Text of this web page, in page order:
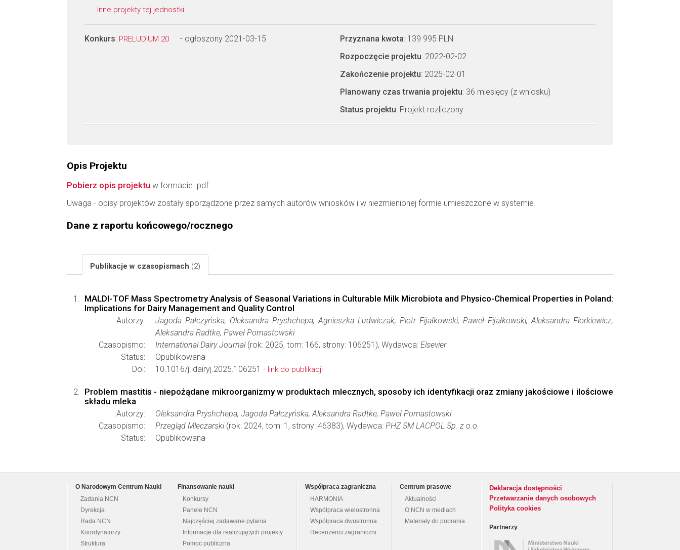
Inne projekty tej jednostki
Konkurs: PRELUDIUM 20 - ogłoszony 2021-03-15 Przyznana kwota: 139 995 PLN
Rozpoczęcie projektu: 2022-02-02
Zakończenie projektu: 2025-02-01
Planowany czas trwania projektu: 36 miesięcy (z wniosku)
Status projektu: Projekt rozliczony
Opis Projektu
Pobierz opis projektu w formacie .pdf
Uwaga - opisy projektów zostały sporządzone przez samych autorów wniosków i w niezmienionej formie umieszczone w systemie.
Dane z raportu końcowego/rocznego
Publikacje w czasopismach (2)
MALDI-TOF Mass Spectrometry Analysis of Seasonal Variations in Culturable Milk Microbiota and Physico-Chemical Properties in Poland:
Implications for Dairy Management and Quality Control
Autorzy:
Jagoda Pałczyńska, Oleksandra Pryshchepa, Agnieszka Ludwiczak, Piotr Fijałkowski, Paweł Fijałkowski, Aleksandra Florkiewicz,
Aleksandra Radtke, Paweł Pomastowski
Czasopismo:
International Dairy Journal(rok: 2025, tom: 166, strony: 106251), Wydawca: Elsevier
Status:
Opublikowana
Doi:
10.1016/j.idairyj.2025.106251 - link do publikacji
Problem mastitis - niepożądane mikroorganizmy w produktach mlecznych, sposoby ich identyfikacji oraz zmiany jakościowe i ilościowe
składu mleka
Autorzy:
Oleksandra Pryshchepa, Jagoda Pałczyńska, Aleksandra Radtke, Paweł Pomastowski
Czasopismo:
Przegląd Mleczarski(rok: 2024, tom: 1, strony: 46383), Wydawca: PHZ SM LACPOL Sp. z o.o.
Status:
Opublikowana
O Narodowym Centrum Nauki
Zadania NCN
Dyrekcja
Rada NCN
Koordynatorzy
Struktura
Finansowanie nauki
Konkursy
Panele NCN
Najczęściej zadawane pytania
Informacje dla realizujących projekty
Pomoc publiczna
Współpraca zagraniczna
HARMONIA
Współpraca wielostronna
Współpraca dwustronna
Recenzenci zagraniczni
Centrum prasowe
Aktualności
O NCN w mediach
Materiały do pobrania
Deklaracja dostępności
Przetwarzanie danych osobowych
Polityka cookies
Partnerzy